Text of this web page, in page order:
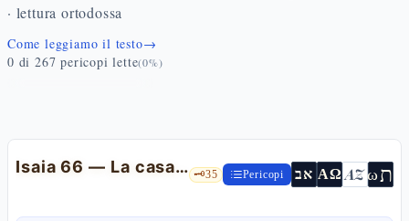
· lettura ortodossa
Come leggiamo il testo→
0 di 267 pericopi lette(0%)
Isaia 66 — La casa del Nome, la consolazione materna e il giudizio finale 🗝️35 Pericopi אב ΑΩ AZωת